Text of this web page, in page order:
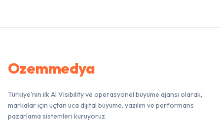
Ozemmedya
Türkiye'nin ilk AI Visibility ve operasyonel büyüme ajansı olarak,
markalar için uçtan uca dijital büyüme, yazılım ve performans
pazarlama sistemleri kuruyoruz.